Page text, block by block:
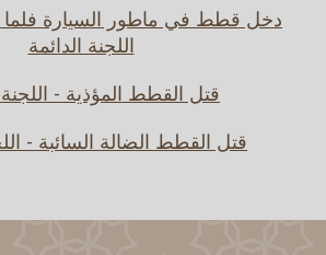
دخل قطط في ماطور السيارة فلما
اللجنة الدائمة
قتل القطط المؤذية - اللجنة
قتل القطط الضالة السائبة -